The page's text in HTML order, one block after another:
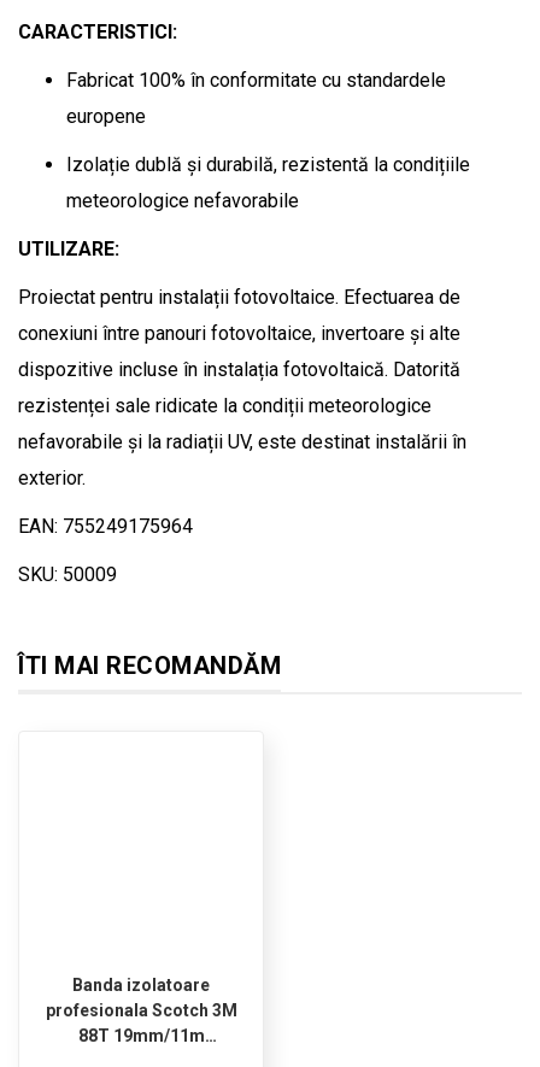
CARACTERISTICI:
Fabricat 100% în conformitate cu standardele
europene
Izolație dublă și durabilă, rezistentă la condițiile
meteorologice nefavorabile
UTILIZARE:
Proiectat pentru instalații fotovoltaice. Efectuarea de
conexiuni între panouri fotovoltaice, invertoare și alte
dispozitive incluse în instalația fotovoltaică. Datorită
rezistenței sale ridicate la condiții meteorologice
nefavorabile și la radiații UV, este destinat instalării în
exterior.
EAN: 755249175964
SKU: 50009
ÎTI MAI RECOMANDĂM
Banda izolatoare
profesionala Scotch 3M
88T 19mm/11m